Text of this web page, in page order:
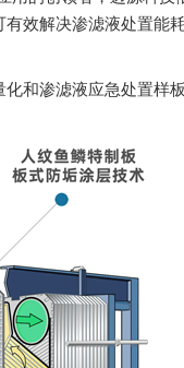
效解决渗滤液处置能
和渗滤液应急处置样